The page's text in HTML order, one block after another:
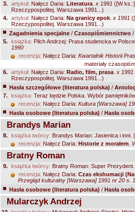
3. artykuł: Nałęcz Daria: Literatura x 1991 ([W
Rzeczypospolitej. Warszawa 1991...)
4. artykuł: Nałęcz Daria: Na granicy epok x 1991
Rzeczypospolitej. Warszawa 1991...)
Zagadnienia specjalne / Czasopiśmiennictwo /
5. książka: Pilch Andrzej: Prasa studencka w
1990
recenzja: Nałęcz Daria: Kwartalnik Historii
materiały
6. artykuł: Nałęcz Daria: Radio, film, prasa x 1991
Rzeczypospolitej. Warszawa 1991...)
Hasła szczegółowe (literatura polska) /
7. książka: Teraz będzie Polska. Wybór
recenzja: Nałęcz Daria: Kultura [Warszawa]
Hasła osobowe (literatura polska) / Hasła
Brandys Marian
8. książka twórcy: Brandys Marian: Jasienica i inni.
recenzja: Nałęcz Daria: Historie z morałem
Bratny Roman
9. książka twórcy: Bratny Roman: Super
recenzja: Nałęcz Daria: Czas ekshumacji
Przegląd kulturalny [Warszawa] 1991 nr 20 s.
Hasła osobowe (literatura polska) / Hasła
Mularczyk Andrzej